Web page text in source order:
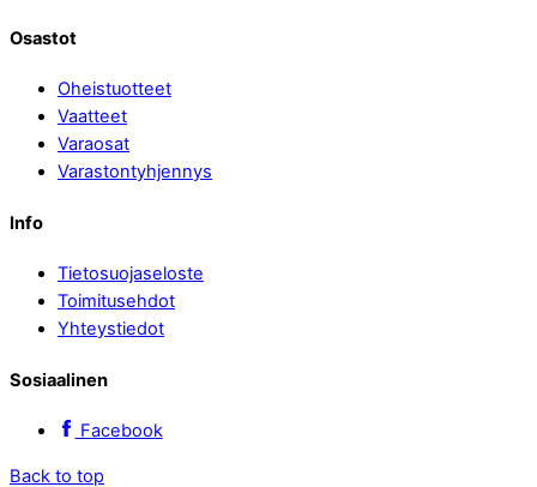
Osastot
Oheistuotteet
Vaatteet
Varaosat
Varastontyhjennys
Info
Tietosuojaseloste
Toimitusehdot
Yhteystiedot
Sosiaalinen
Facebook
Back to top